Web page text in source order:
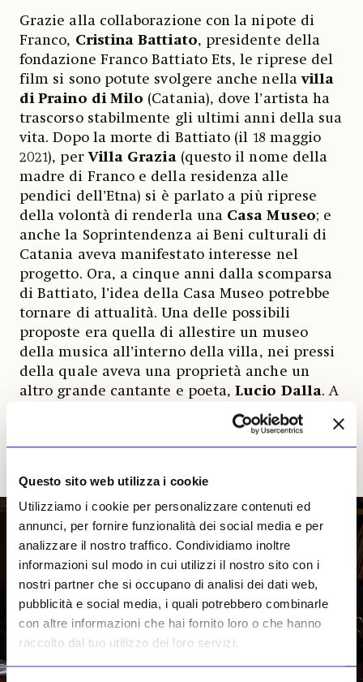
Questo sito web utilizza i cookie
Utilizziamo i cookie per personalizzare contenuti ed
annunci, per fornire funzionalità dei social media e per
analizzare il nostro traffico. Condividiamo inoltre
informazioni sul modo in cui utilizzi il nostro sito con i
nostri partner che si occupano di analisi dei dati web,
pubblicità e social media, i quali potrebbero combinarle
con altre informazioni che hai fornito loro o che hanno
raccolto dal tuo utilizzo dei loro servizi.
Grazie alla collaborazione con la nipote di
Franco, Cristina Battiato, presidente della
fondazione Franco Battiato Ets, le riprese del
film si sono potute svolgere anche nellavilla
di Praino di Milo (Catania), dove l’artista ha
trascorso stabilmente gli ultimi anni della sua
vita. Dopo la morte di Battiato (il 18 maggio
2021), perVilla Grazia(questo il nome della
madre di Franco e della residenza alle
pendici dell’Etna) si è parlato a più riprese
della volontà di renderla una Casa Museo; e
anche la Soprintendenza ai Beni culturali di
Catania aveva manifestato interesse nel
progetto. Ora, a cinque anni dalla scomparsa
di Battiato, l’idea della Casa Museo potrebbe
tornare di attualità. Una delle possibili
proposte era quella di allestire un museo
della musica all’interno della villa, nei pressi
della quale aveva una proprietà anche un
altro grande cantante e poeta,Lucio Dalla. A
Roma, invece, dal 31 gennaio, il MaXXI celebra
l’artista con una mostra dal titolo «Franco
Battiato. Un’altra vita», che rimarrà aperta